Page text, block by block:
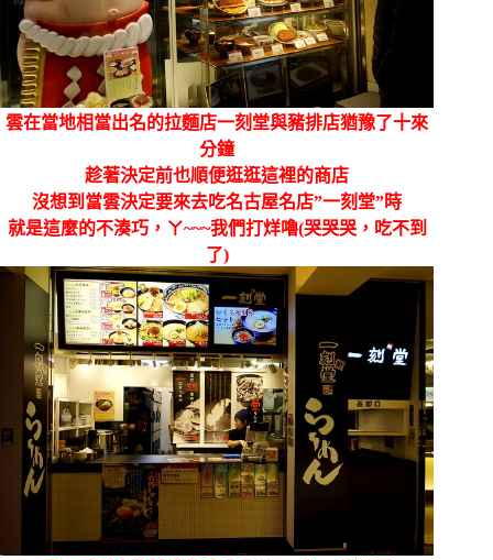
雲在當地相當出名的拉麵店一刻堂與豬排店猶豫了十來
分鐘
趁著決定前也順便逛逛這裡的商店
沒想到當雲決定要來去吃名古屋名店”一刻堂”時
就是這麼的不湊巧，ㄚ~~~我們打烊嚕(哭哭哭，吃不到
了)